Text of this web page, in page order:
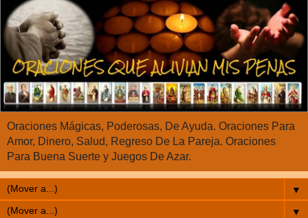
Oraciones Mágicas, Poderosas, De Ayuda. Oraciones Para
Amor, Dinero, Salud, Regreso De La Pareja. Oraciones
Para Buena Suerte y Juegos De Azar.
▼
▼